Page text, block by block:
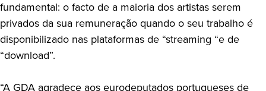
fundamental: o facto de a maioria dos artistas serem
privados da sua remuneração quando o seu trabalho é
disponibilizado nas plataformas de “streaming “e de
“download”.
“A GDA agradece aos eurodeputados portugueses de